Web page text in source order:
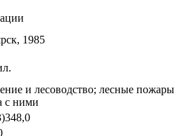
1985
и лесоводство; лесные пожары
с ними